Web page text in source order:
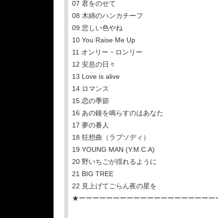
07 君をのせて
08 木綿のハンカチーフ
09 悲しい⾊やね
10 You Raise Me Up
11 オンリー・ロンリー
12 安息の⽇々
13 Love is alive
14 ロマンス
15 恋の季節
16 あの鐘を鳴らすのはあなた
17 夢の番⼈
18 狂想曲（ラプソディ）
19 YOUNG MAN (Y.M.C.A)
20 野いちごが揺れるように
21 BIG TREE
22 ⾒上げてごらん夜の星を
★ーーーーーーーーーーーーーーーーーーー